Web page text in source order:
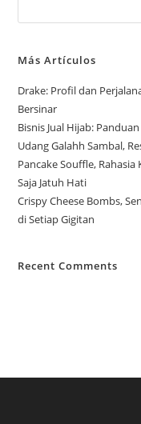
Más Artículos
Drake: Profil dan
Bersinar
Bisnis Jual Hijab:
Udang Galahh Sambal,
Pancake Souffle,
Saja Jatuh Hati
Crispy Cheese Bombs,
di Setiap Gigitan
Recent Comments